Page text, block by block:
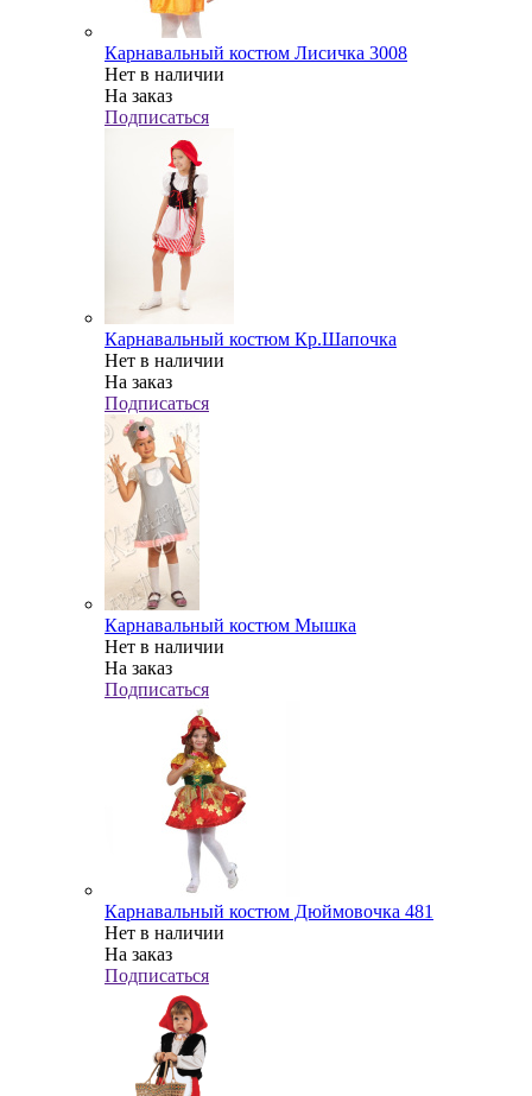
Карнавальный костюм Лисичка 3008
Нет в наличии
На заказ
Подписаться
Карнавальный костюм Кр.Шапочка
Нет в наличии
На заказ
Подписаться
Карнавальный костюм Мышка
Нет в наличии
На заказ
Подписаться
Карнавальный костюм Дюймовочка 481
Нет в наличии
На заказ
Подписаться